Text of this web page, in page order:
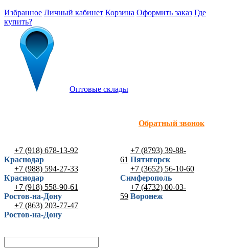
Избранное Личный кабинет Корзина Оформить заказ Где
купить?
Оптовые склады
Обратный звонок
+7 (918) 678-13-92
Краснодар
+7 (988) 594-27-33
Краснодар
+7 (918) 558-90-61
Ростов-на-Дону
+7 (863) 203-77-47
Ростов-на-Дону
+7 (8793) 39-88-
61 Пятигорск
+7 (3652) 56-10-60
Симферополь
+7 (4732) 00-03-
59 Воронеж